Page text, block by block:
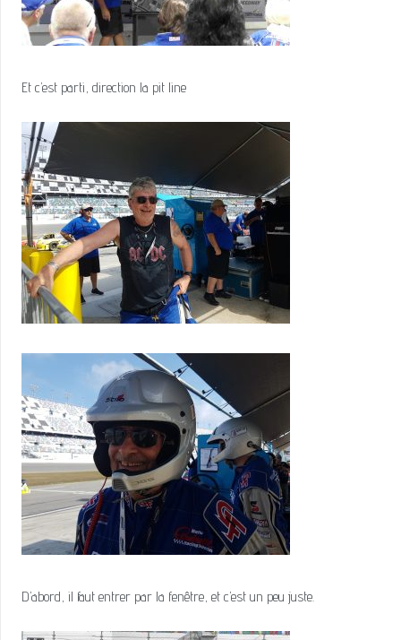
Et c’est parti, direction la pit line
D’abord, il faut entrer par la fenêtre, et c’est un peu juste.